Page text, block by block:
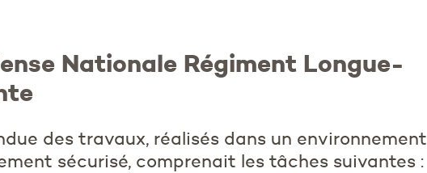
Nationale Régiment Longue-
des travaux, réalisés dans un environnement
sécurisé, comprenait les tâches suivantes :